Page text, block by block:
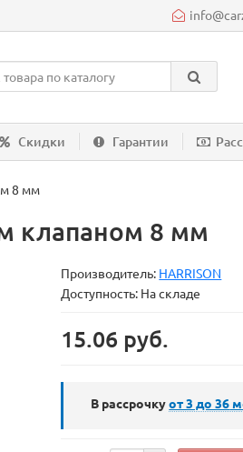
Скидки Гарантии
8 мм
клапаном 8 мм
Производитель: HARRISON
Доступность: На складе
15.06 руб.
В рассрочкуот 3 до 36